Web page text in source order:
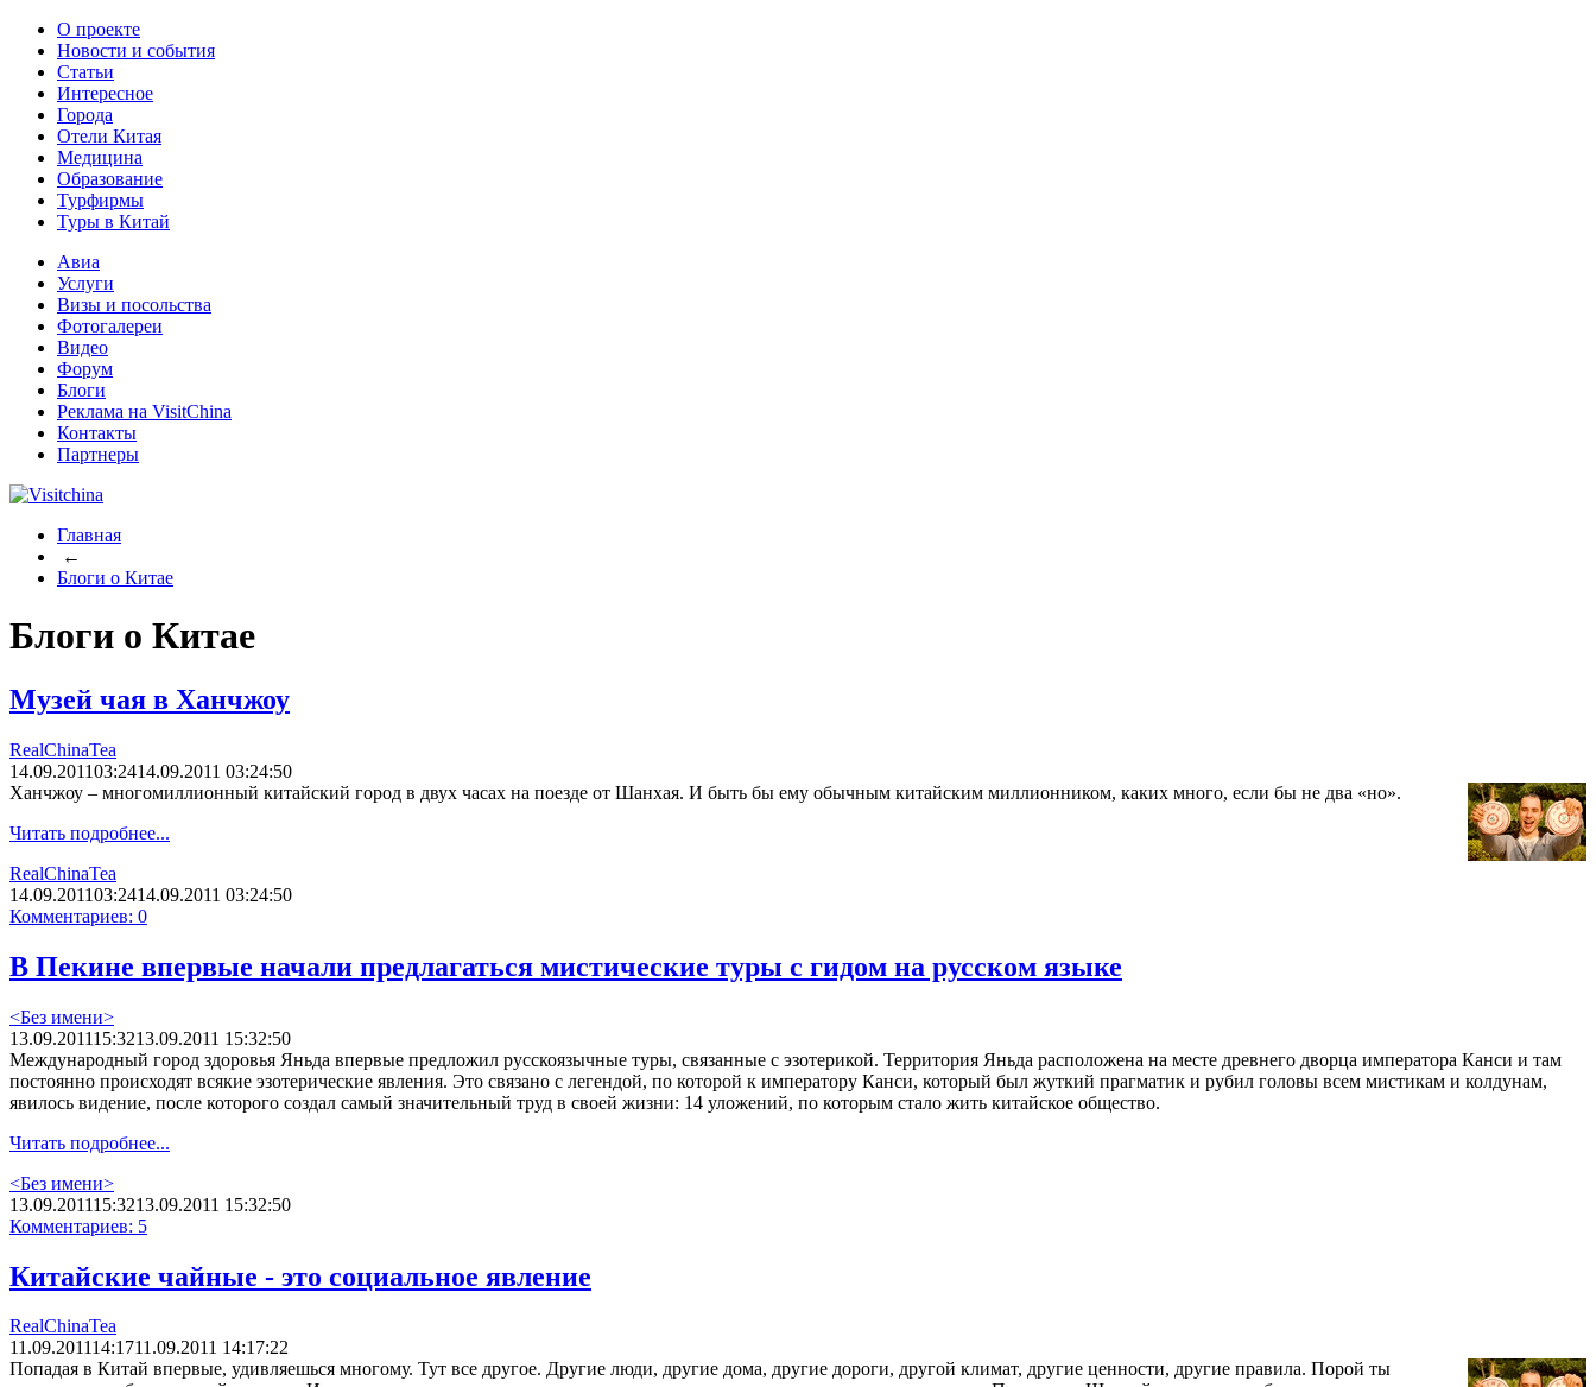
О проекте
Новости и события
Статьи
Интересное
Города
Отели Китая
Медицина
Образование
Турфирмы
Туры в Китай
Авиа
Услуги
Визы и посольства
Фотогалереи
Видео
Форум
Блоги
Реклама на VisitChina
Контакты
Партнеры
Главная
←
Блоги о Китае
Блоги о Китае
Музей чая в Ханчжоу
RealChinaTea
14.09.201103:2414.09.2011 03:24:50
Ханчжоу – многомиллионный китайский город в двух часах на поезде от Шанхая. И быть бы ему обычным китайским миллионником, каких много, если бы не два «но».
Читать подробнее...
RealChinaTea
14.09.201103:2414.09.2011 03:24:50
Комментариев: 0
В Пекине впервые начали предлагаться мистические туры с гидом на русском языке
<Без имени>
13.09.201115:3213.09.2011 15:32:50
Международный город здоровья Яньда впервые предложил русскоязычные туры, связанные с эзотерикой. Территория Яньда расположена на месте древнего дворца императора Канси и там
постоянно происходят всякие эзотерические явления. Это связано с легендой, по которой к императору Канси, который был жуткий прагматик и рубил головы всем мистикам и колдунам,
явилось видение, после которого создал самый значительный труд в своей жизни: 14 уложений, по которым стало жить китайское общество.
Читать подробнее...
<Без имени>
13.09.201115:3213.09.2011 15:32:50
Комментариев: 5
Китайские чайные - это социальное явление
RealChinaTea
11.09.201114:1711.09.2011 14:17:22
Попадая в Китай впервые, удивляешься многому. Тут все другое. Другие люди, другие дома, другие дороги, другой климат, другие ценности, другие правила. Порой ты